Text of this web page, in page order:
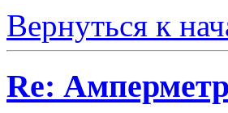
Вернуться к
Re: